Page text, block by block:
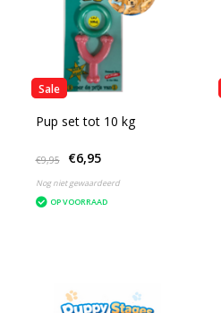
Sale
Pup set tot 10 kg
€9,95 €6,95
Nog niet gewaardeerd
OP VOORRAAD